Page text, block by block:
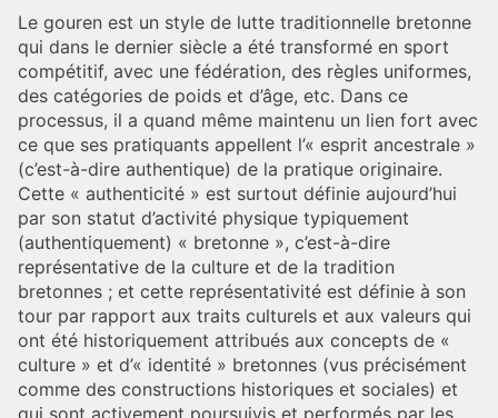
Le gouren est un style de lutte traditionnelle bretonne
qui dans le dernier siècle a été transformé en sport
compétitif, avec une fédération, des règles uniformes,
des catégories de poids et d’âge, etc. Dans ce
processus, il a quand même maintenu un lien fort avec
ce que ses pratiquants appellent l’« esprit ancestrale »
(c’est-à-dire authentique) de la pratique originaire.
Cette « authenticité » est surtout définie aujourd’hui
par son statut d’activité physique typiquement
(authentiquement) « bretonne », c’est-à-dire
représentative de la culture et de la tradition
bretonnes ; et cette représentativité est définie à son
tour par rapport aux traits culturels et aux valeurs qui
ont été historiquement attribués aux concepts de «
culture » et d’« identité » bretonnes (vus précisément
comme des constructions historiques et sociales) et
qui sont activement poursuivis et performés par les